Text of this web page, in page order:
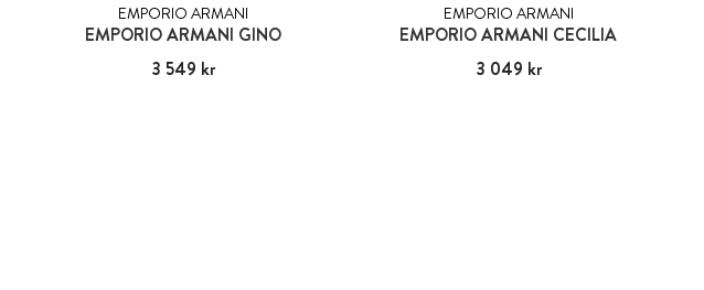
EMPORIO ARMANI
EMPORIO ARMANI GINO
Pris :3 549 kr
3 549 kr
EMPORIO ARMANI
EMPORIO ARMANI CECILIA
Pris :3 049 kr
3 049 kr